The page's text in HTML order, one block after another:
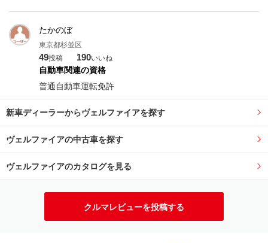
たかのぼ
東京都杉並区
49投稿 190いいね
自動車関連の資格
普通自動車運転免許
新車ディーラーからヴェルファイアを探す
ヴェルファイアの中古車を探す
ヴェルファイアのカタログを見る
クルマレビューを投稿する